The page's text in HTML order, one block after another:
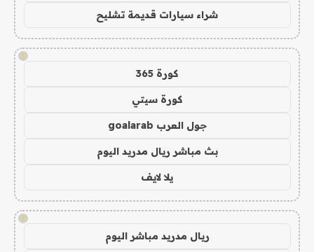
شراء سيارات قديمة تشليح
!
كورة 365
كورة سيتي
جول العرب goalarab
بث مباشر ريال مدريد اليوم
يلا لايف
!
ريال مدريد مباشر اليوم